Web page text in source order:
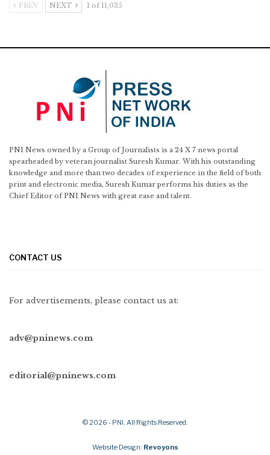
PREV NEXT 1 of 11,035
PNI News owned by a Group of Journalists is a 24 X 7 news portal
spearheaded by veteran journalist Suresh Kumar. With his outstanding
knowledge and more than two decades of experience in the field of both
print and electronic media, Suresh Kumar performs his duties as the
Chief Editor of PNI News with great ease and talent.
CONTACT US
For advertisements, please contact us at:
adv@pninews.com
editorial@pninews.com
© 2026 - PNI. All Rights Reserved.
Website Design: Revoyons